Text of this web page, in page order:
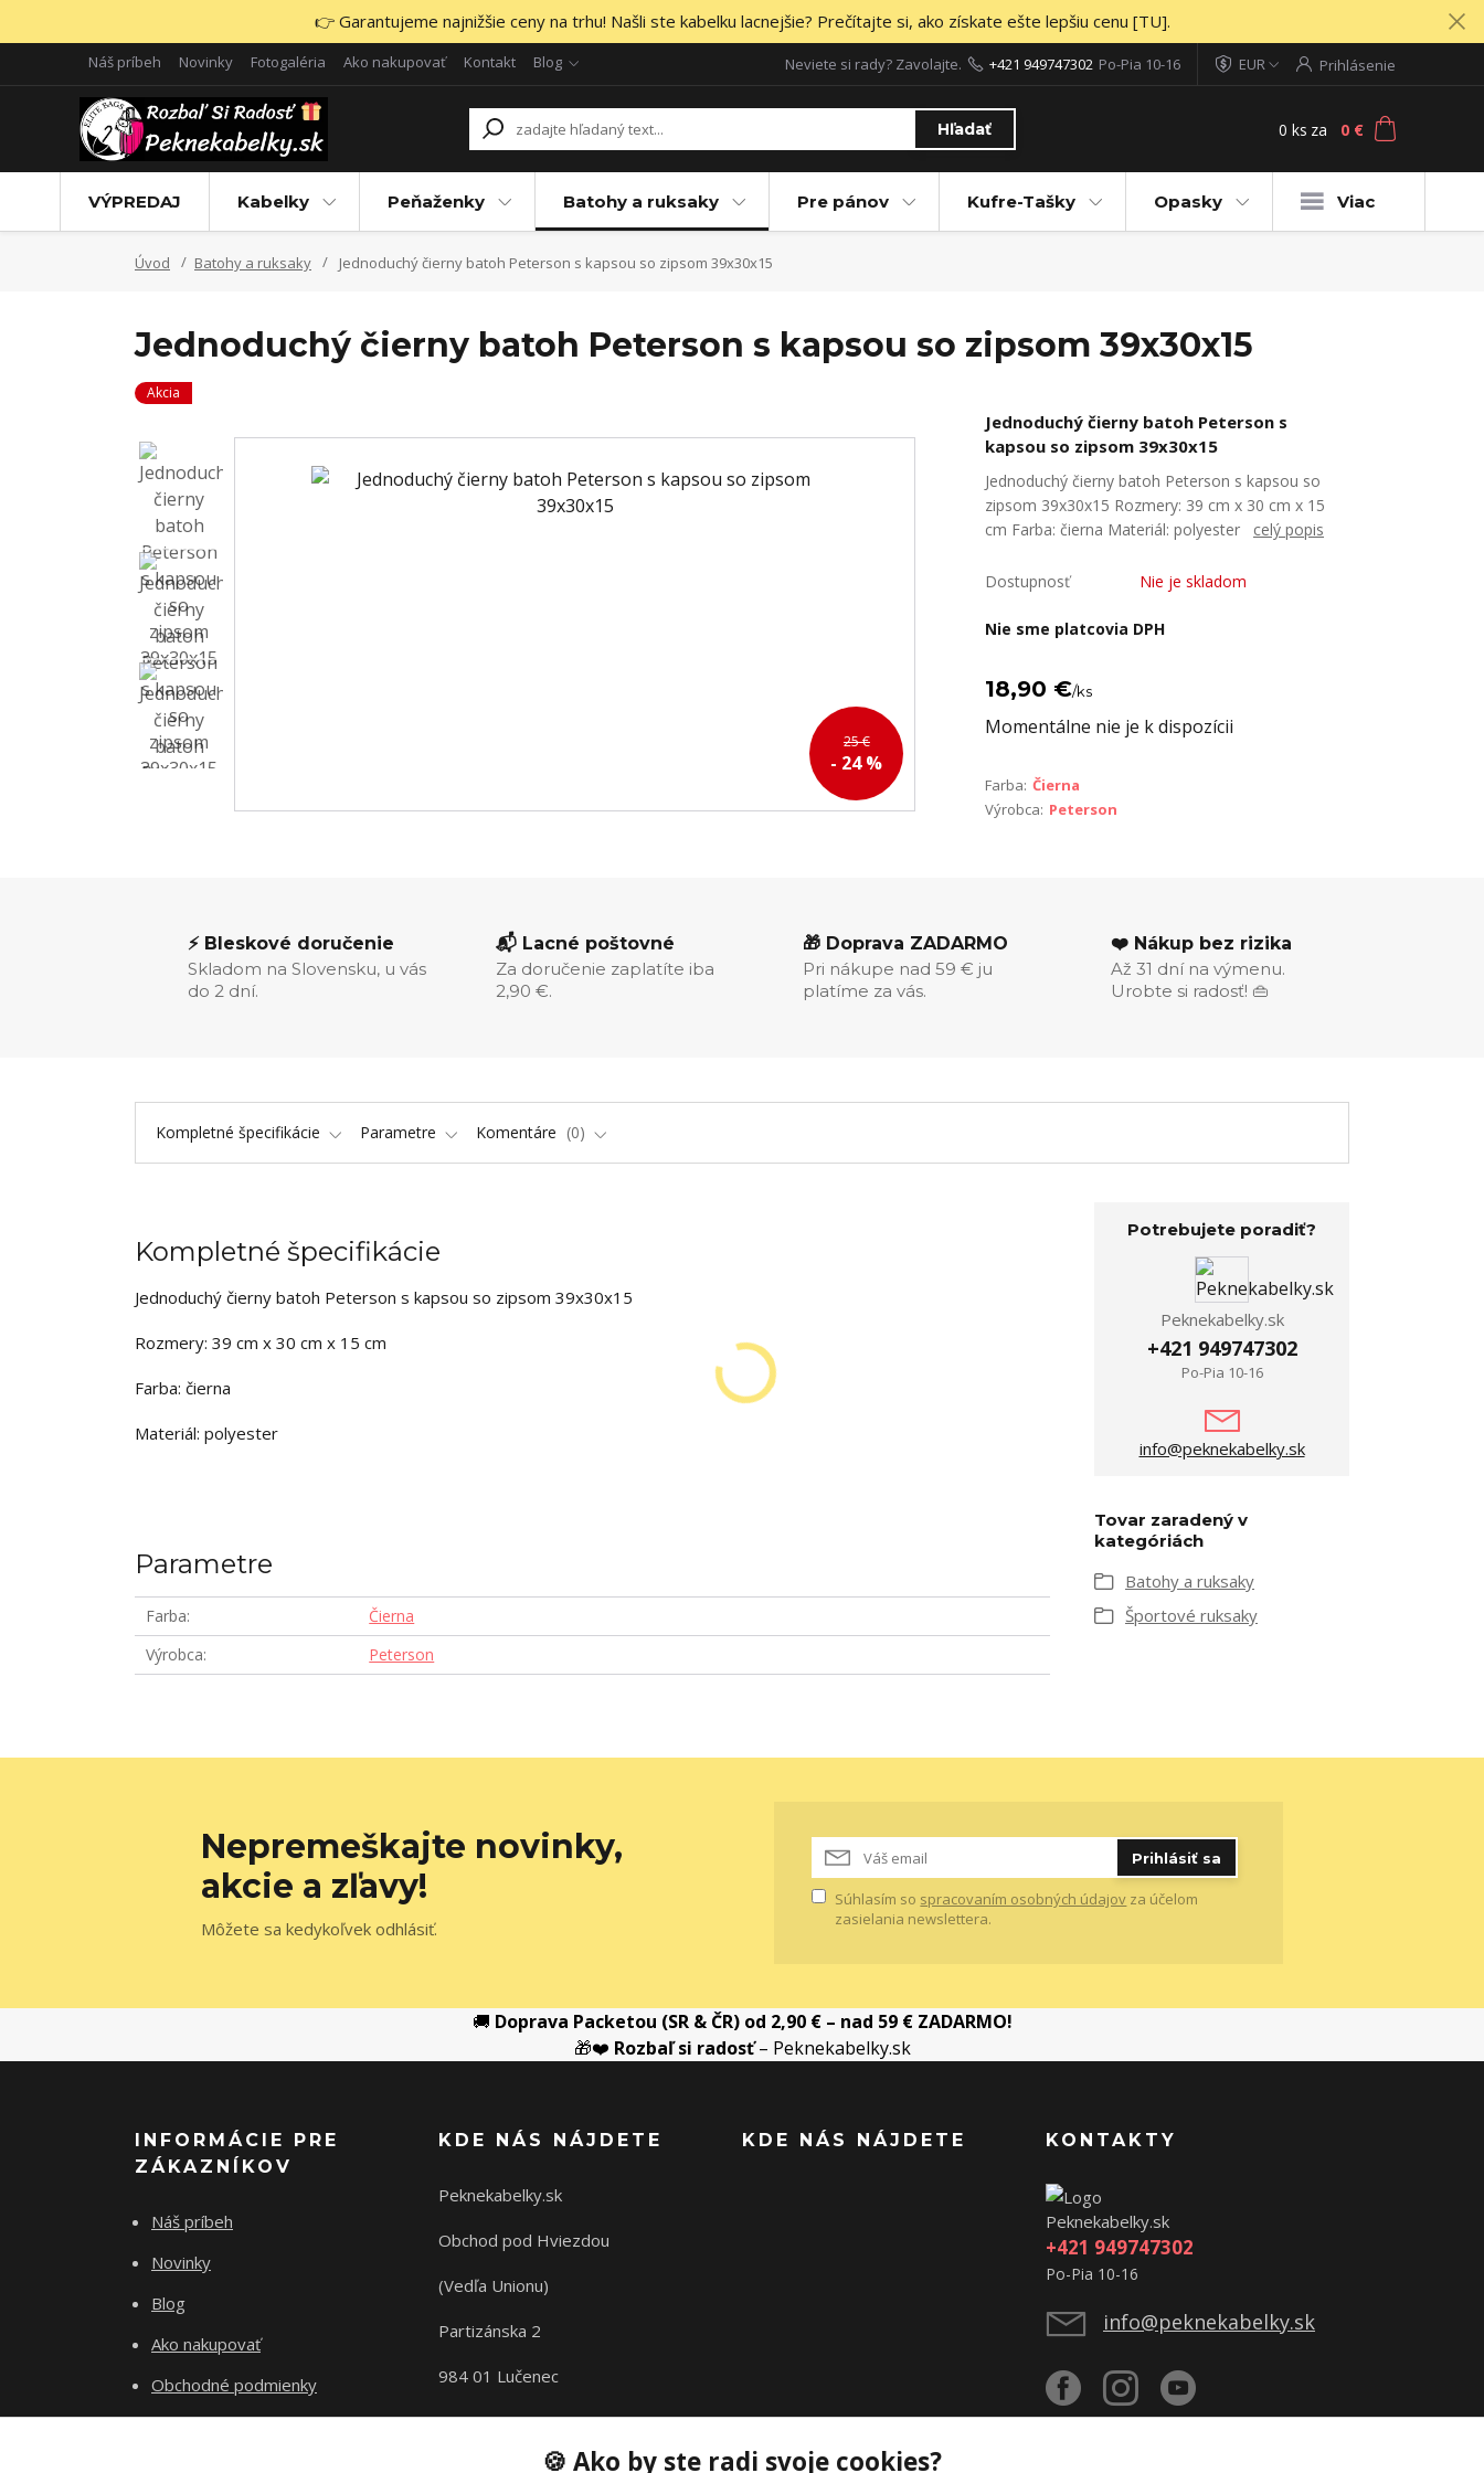
👉 Garantujeme najnižšie ceny na trhu! Našli ste kabelku lacnejšie? Prečítajte si, ako získate ešte lepšiu cenu [TU].
Náš príbeh Novinky Fotogaléria Ako nakupovať Kontakt Blog EUR Prihlásenie
Hľadať
Neviete si rady? Zavolajte. +421 949747302 Po-Pia 10-16
0 ks za 0 €
VÝPREDAJ Kabelky Peňaženky Batohy a ruksaky Pre pánov Kufre-Tašky Opasky Viac
Úvod Batohy a ruksaky Jednoduchý čierny batoh Peterson s kapsou so zipsom 39x30x15
Jednoduchý čierny batoh Peterson s kapsou so zipsom 39x30x15
Akcia
25 €
- 24 %
Jednoduchý čierny batoh Peterson s
kapsou so zipsom 39x30x15
Jednoduchý čierny batoh Peterson s kapsou so
zipsom 39x30x15 Rozmery: 39 cm x 30 cm x 15
cm Farba: čierna Materiál: polyester celý popis
Dostupnosť Nie je skladom
Nie sme platcovia DPH
18,90 €/ks
Momentálne nie je k dispozícii
Farba: Čierna
Výrobca: Peterson
⚡ Bleskové doručenie
Skladom na Slovensku, u vás
do 2 dní.
📬 Lacné poštovné
Za doručenie zaplatíte iba
2,90 €.
🎁 Doprava ZADARMO
Pri nákupe nad 59 € ju
platíme za vás.
❤️ Nákup bez rizika
Až 31 dní na výmenu.
Urobte si radosť! 👜
Kompletné špecifikácie Parametre Komentáre 0
Kompletné špecifikácie
Jednoduchý čierny batoh Peterson s kapsou so zipsom 39x30x15
Rozmery: 39 cm x 30 cm x 15 cm
Farba: čierna
Materiál: polyester
Parametre
Farba
Čierna
Výrobca
Peterson
Potrebujete poradiť?
Peknekabelky.sk
+421 949747302
Po-Pia 10-16
info@peknekabelky.sk
Tovar zaradený v
kategóriách
Batohy a ruksaky
Športové ruksaky
Nepremeškajte novinky,
akcie a zľavy!
Môžete sa kedykoľvek odhlásiť.
Prihlásiť sa
Súhlasím so spracovaním osobných údajov za účelom
zasielania newslettera.
🚚 Doprava Packetou (SR & ČR) od 2,90 € – nad 59 € ZADARMO!
🎁❤️ Rozbaľ si radosť– Peknekabelky.sk
INFORMÁCIE PRE
ZÁKAZNÍKOV
Náš príbeh
Novinky
Blog
Ako nakupovať
Obchodné podmienky
KDE NÁS NÁJDETE
Peknekabelky.sk
Obchod pod Hviezdou
(Vedľa Unionu)
Partizánska 2
984 01 Lučenec
KDE NÁS NÁJDETE KONTAKTY
Peknekabelky.sk
+421 949747302
Po-Pia 10-16
info@peknekabelky.sk
🍪 Ako by ste radi svoje cookies?